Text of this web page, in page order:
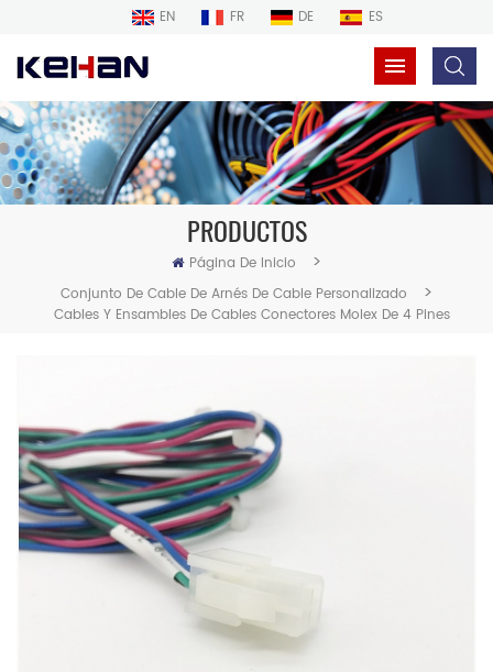
EN FR DE ES
PRODUCTOS
Página De Inicio >
Conjunto De Cable De Arnés De Cable Personalizado >
Cables Y Ensambles De Cables Conectores Molex De 4 Pines